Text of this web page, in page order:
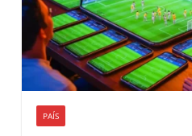
PAÍS